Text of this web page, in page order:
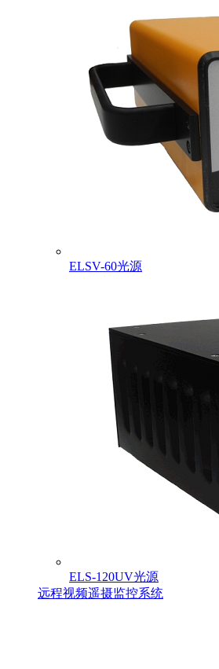
ELSV-60光源
ELS-120UV光源
远程视频遥摄监控系统